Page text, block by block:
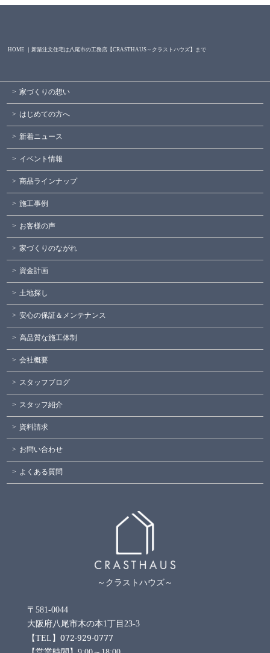
HOME ｜新築注文住宅は八尾市の工務店【CRASTHAUS～クラストハウズ】まで
家づくりの想い
はじめての方へ
新着ニュース
イベント情報
商品ラインナップ
施工事例
お客様の声
家づくりのながれ
資金計画
土地探し
安心の保証＆メンテナンス
高品質な施工体制
会社概要
スタッフブログ
スタッフ紹介
資料請求
お問い合わせ
よくある質問
～クラストハウズ～
〒581-0044
大阪府八尾市木の本1丁目23-3
【TEL】072-929-0777